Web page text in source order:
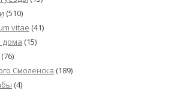
(510)
vitae (41)
дома (15)
(76)
Смоленска (189)
(4)